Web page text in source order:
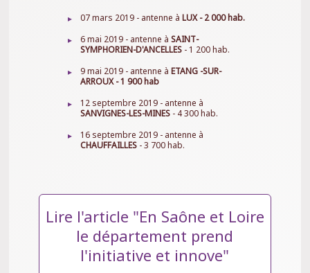
07 mars 2019 - antenne àLUX - 2 000 hab.
6 mai 2019 - antenne àSAINT-
SYMPHORIEN-D'ANCELLES - 1 200 hab.
9 mai 2019 - antenne àETANG -SUR-
ARROUX - 1 900 hab
12 septembre 2019 - antenne à
SANVIGNES-LES-MINES - 4 300 hab.
16 septembre 2019 - antenne à
CHAUFFAILLES - 3 700 hab.
Lire l'article "En Saône et Loire
le département prend
l'initiative et innove"